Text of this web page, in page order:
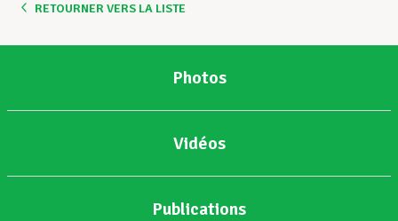
RETOURNER VERS LA LISTE
Photos
Vidéos
Publications